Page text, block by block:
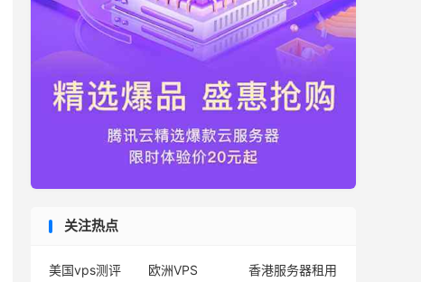
关注热点
美国vps测评 欧洲VPS
香港服务器租用